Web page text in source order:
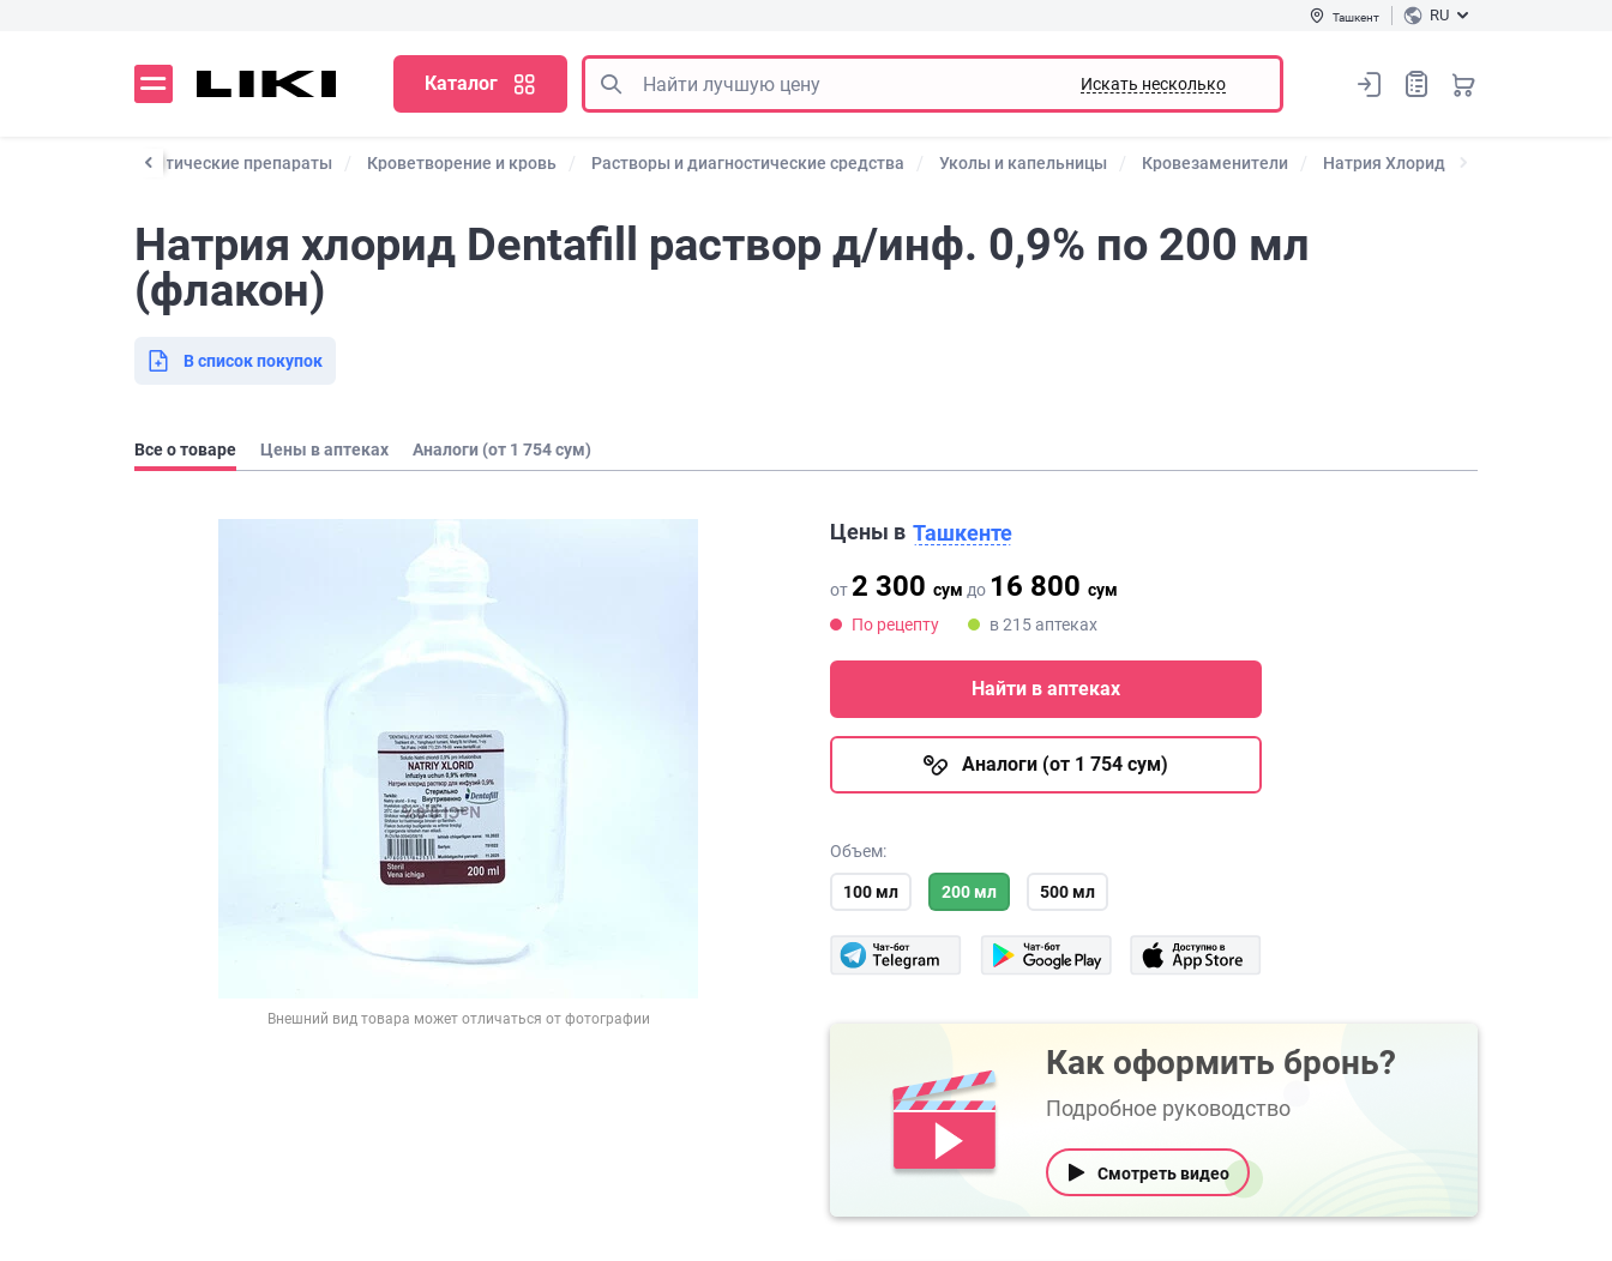
Ташкент RU
Каталог Искать несколько
и профилактические препараты Кроветворение и кровь Растворы и диагностические средства Уколы и капельницы Кровезаменители Натрия Хлорид
Натрия хлорид Dentafill раствор д/инф. 0,9% по 200 мл
(флакон)
В список покупок
Все о товаре Цены в аптеках Аналоги (от 1 754 сум)
Внешний вид товара может отличаться от фотографии
Цены в Ташкенте
от 2 300 сум до 16 800 сум
По рецепту
в 215 аптеках
Найти в аптеках
Аналоги (от 1 754 сум)
Объем:
100 мл 200 мл 500 мл
Как оформить бронь?
Подробное руководство
Смотреть видео